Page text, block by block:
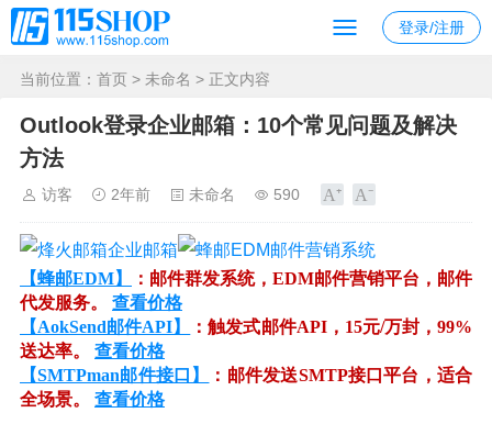
登录/注册
当前位置： 首页 > 未命名 > 正文内容
Outlook登录企业邮箱：10个常见问题及解决
方法
访客 2年前 未命名 590
【蜂邮EDM】
：邮件群发系统，EDM邮件营销平台，邮件
代发服务。 查看价格
【AokSend邮件API】
：触发式邮件API，15元/万封，99%
送达率。 查看价格
【SMTPman邮件接口】
：邮件发送SMTP接口平台，适合
全场景。 查看价格